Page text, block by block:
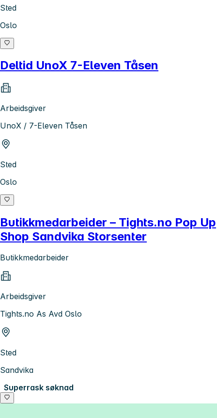
Sted
Oslo
Deltid UnoX 7-Eleven Tåsen
Arbeidsgiver
UnoX / 7-Eleven Tåsen
Sted
Oslo
Butikkmedarbeider – Tights.no Pop Up
Shop Sandvika Storsenter
Butikkmedarbeider
Arbeidsgiver
Tights.no As Avd Oslo
Sted
Sandvika
Superrask søknad